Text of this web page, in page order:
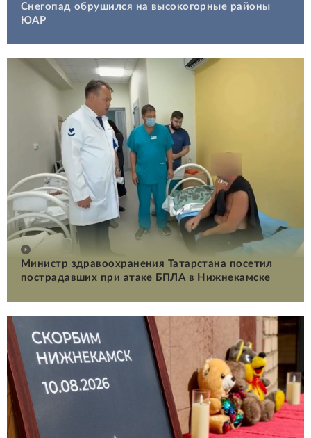
Снегопад обрушился на высокогорные районы
ЮАР
Министр здравоохранения Татарстана посетил
пострадавших при атаке БПЛА в Нижнекамске